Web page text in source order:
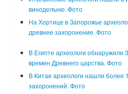
винодельню. Фото
На Хортице в Запорожье
древнее захоронение. Фото
В Египте археологи обнаружили
времен Древнего царства. Фото
В Китае археологи нашли более
захоронений. Фото